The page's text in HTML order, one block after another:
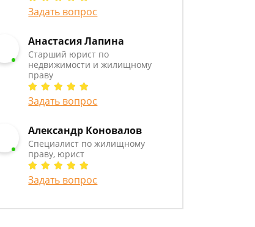
Задать вопрос
Анастасия Лапина
Старший юрист по
недвижимости и жилищному
праву
Задать вопрос
Александр Коновалов
Специалист по жилищному
праву, юрист
Задать вопрос